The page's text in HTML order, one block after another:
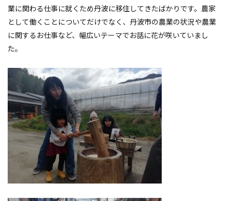
業に関わる仕事に就くため丹波に移住してきたばかりです。農家
として働くことについてだけでなく、丹波市の農業の状況や農業
に関するお仕事など、幅広いテーマでお話に花が咲いていまし
た。